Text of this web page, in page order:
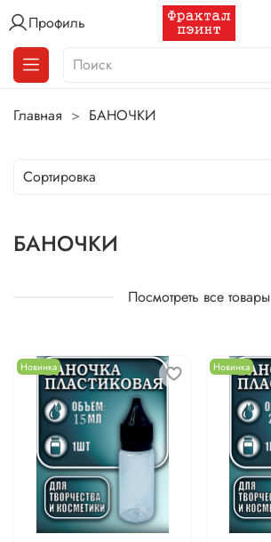
Профиль
Главная БАНОЧКИ
БАНОЧКИ
Посмотреть все товары
Новинка Новинка